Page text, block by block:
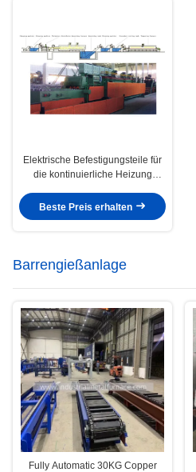
Elektrische Befestigungsteile für
die kontinuierliche Heizung
500 ¥ 650 kg pro Stunde
Beste Preis erhalten
Barrengießanlage
Fully Automatic 30KG Copper